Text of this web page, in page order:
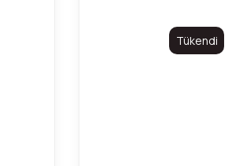
Tükendi